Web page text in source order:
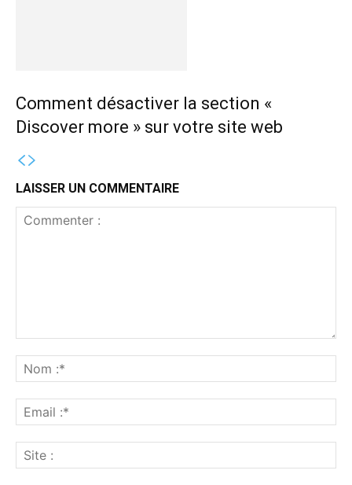
Comment désactiver la section «
Discover more » sur votre site web
LAISSER UN COMMENTAIRE